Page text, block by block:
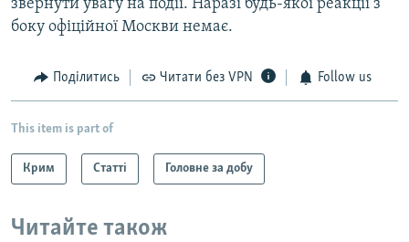
звернути увагу на події. Наразі будь-якої реакції з
боку офіційної Москви немає.
Поділитись Читати без VPN Follow us
This item is part of
Крим Статті Головне за добу
Читайте також